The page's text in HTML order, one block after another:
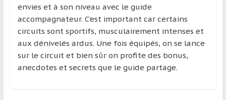
envies et à son niveau avec le guide
accompagnateur. C’est important car certains
circuits sont sportifs, musculairement intenses et
aux dénivelés ardus. Une fois équipés, on se lance
sur le circuit et bien sûr on profite des bonus,
anecdotes et secrets que le guide partage.